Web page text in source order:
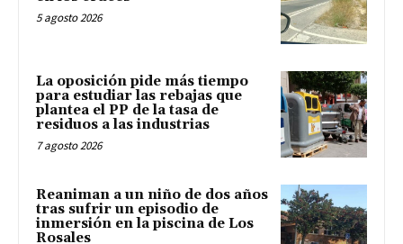
5 agosto 2026
La oposición pide más tiempo
para estudiar las rebajas que
plantea el PP de la tasa de
residuos a las industrias
7 agosto 2026
Reaniman a un niño de dos años
tras sufrir un episodio de
inmersión en la piscina de Los
Rosales